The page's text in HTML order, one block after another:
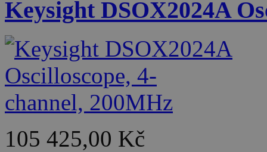
Keysight DSOX2024A
105 425,00 Kč